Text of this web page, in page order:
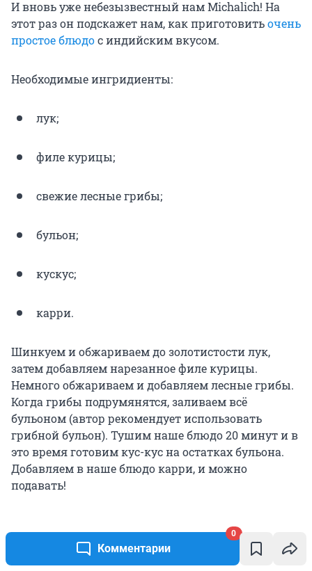
Комментарии
0
И вновь уже небезызвестный нам Michalich! На
этот раз он подскажет нам, как приготовитьочень
простое блюдос индийским вкусом.
Необходимые ингридиенты:
лук;
филе курицы;
свежие лесные грибы;
бульон;
кускус;
карри.
Шинкуем и обжариваем до золотистости лук,
затем добавляем нарезанное филе курицы.
Немного обжариваем и добавляем лесные грибы.
Когда грибы подрумянятся, заливаем всё
бульоном (автор рекомендует использовать
грибной бульон). Тушим наше блюдо 20 минут и в
это время готовим кус-кус на остатках бульона.
Добавляем в наше блюдо карри, и можно
подавать!